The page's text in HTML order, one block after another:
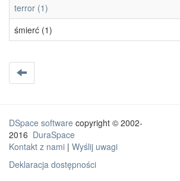
terror (1)
śmierć (1)
DSpace software copyright © 2002-
2016 DuraSpace
Kontakt z nami | Wyślij uwagi
Deklaracja dostępności